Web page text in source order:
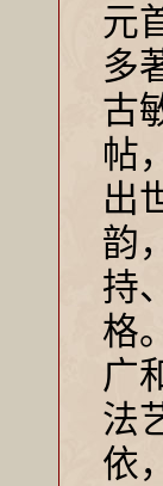
元
多
古
帖
出
韵
持
格
广
法
依